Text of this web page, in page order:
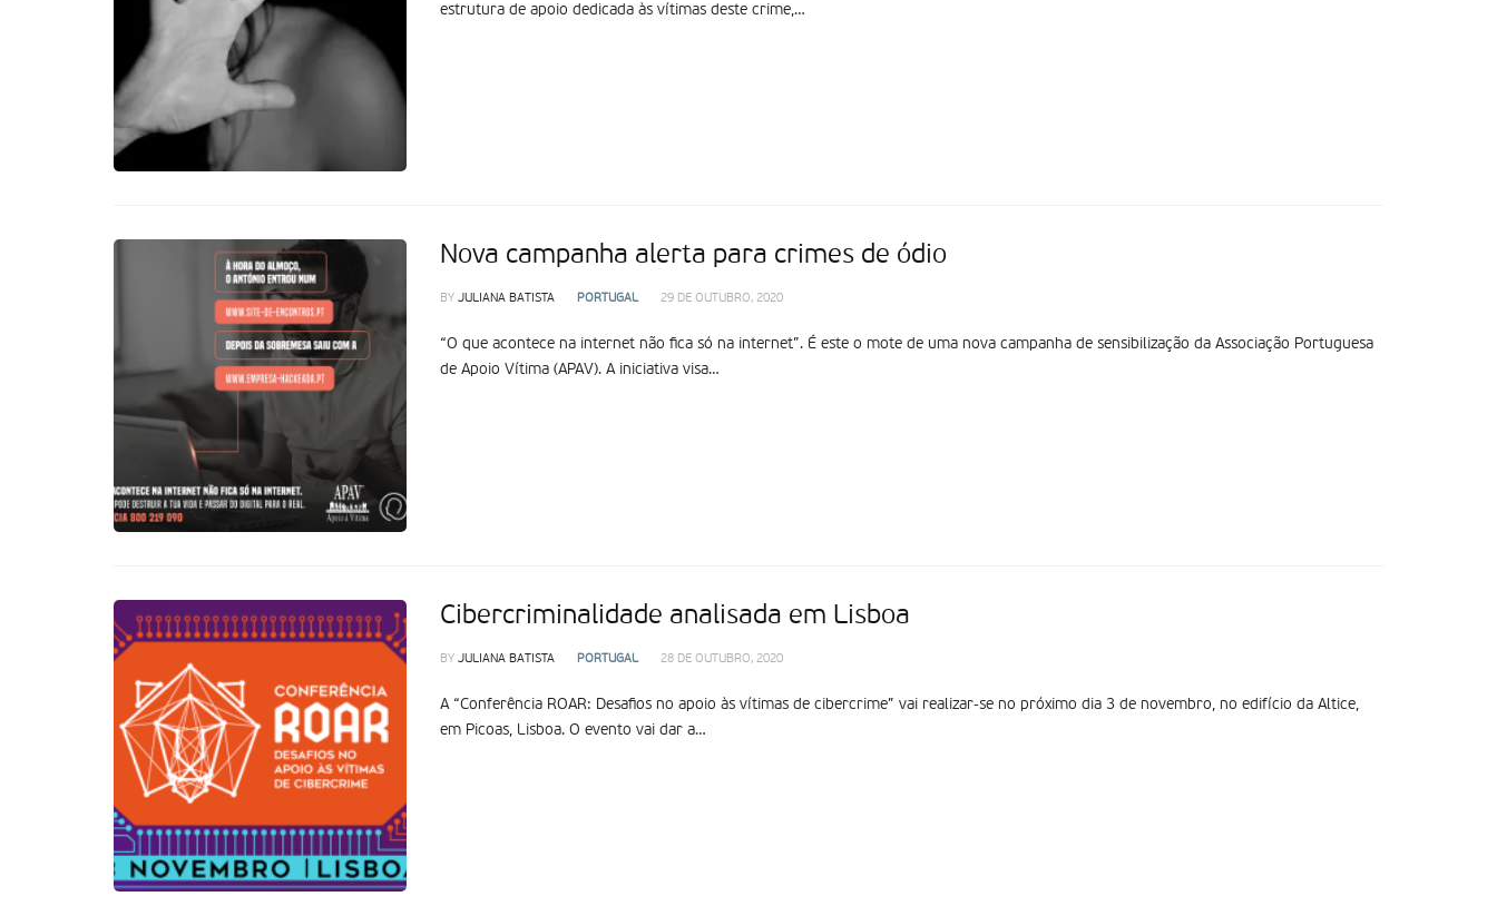
estrutura de apoio dedicada às vítimas deste crime,…
Nova campanha alerta para crimes de ódio
BY JULIANA BATISTA PORTUGAL 29 DE OUTUBRO, 2020
“O que acontece na internet não fica só na internet”. É este o mote de uma nova campanha de sensibilização da Associação Portuguesa
de Apoio Vítima (APAV). A iniciativa visa…
Cibercriminalidade analisada em Lisboa
BY JULIANA BATISTA PORTUGAL 28 DE OUTUBRO, 2020
A “Conferência ROAR: Desafios no apoio às vítimas de cibercrime” vai realizar-se no próximo dia 3 de novembro, no edifício da Altice,
em Picoas, Lisboa. O evento vai dar a…